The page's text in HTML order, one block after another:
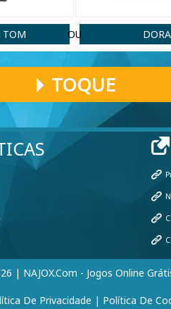
TOM OU DORA
TOQUE
| NAJOX.com - Jogos Online
De Privacidade | Política De